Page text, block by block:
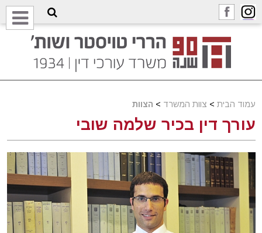
עמוד הבית > צוות המשרד > הצוות
עורך דין בכיר שלמה שובי